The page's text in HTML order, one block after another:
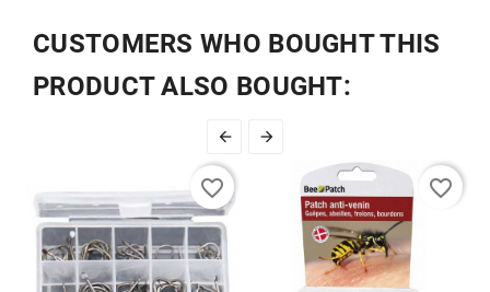
CUSTOMERS WHO BOUGHT THIS
PRODUCT ALSO BOUGHT:
 
favorite_border favorite_border